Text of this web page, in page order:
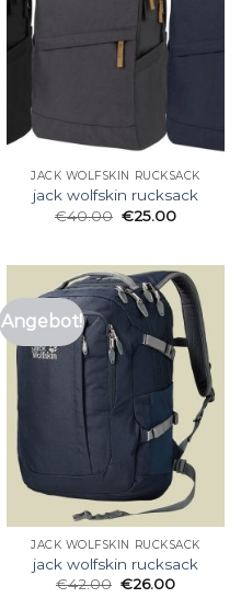
JACK WOLFSKIN RUCKSACK
jack wolfskin rucksack
€40.00 €25.00
Angebot!
JACK WOLFSKIN RUCKSACK
jack wolfskin rucksack
€42.00 €26.00